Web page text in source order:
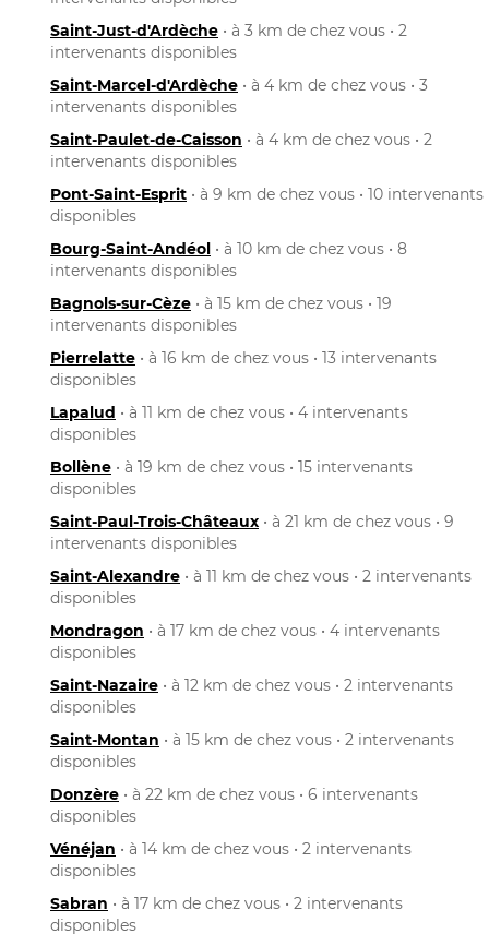
Saint-Just-d'Ardèche • à 3 km de chez vous • 2
intervenants disponibles
Saint-Marcel-d'Ardèche • à 4 km de chez vous • 3
intervenants disponibles
Saint-Paulet-de-Caisson • à 4 km de chez vous • 2
intervenants disponibles
Pont-Saint-Esprit • à 9 km de chez vous • 10 intervenants
disponibles
Bourg-Saint-Andéol • à 10 km de chez vous • 8
intervenants disponibles
Bagnols-sur-Cèze • à 15 km de chez vous • 19
intervenants disponibles
Pierrelatte • à 16 km de chez vous • 13 intervenants
disponibles
Lapalud • à 11 km de chez vous • 4 intervenants
disponibles
Bollène • à 19 km de chez vous • 15 intervenants
disponibles
Saint-Paul-Trois-Châteaux • à 21 km de chez vous • 9
intervenants disponibles
Saint-Alexandre • à 11 km de chez vous • 2 intervenants
disponibles
Mondragon • à 17 km de chez vous • 4 intervenants
disponibles
Saint-Nazaire • à 12 km de chez vous • 2 intervenants
disponibles
Saint-Montan • à 15 km de chez vous • 2 intervenants
disponibles
Donzère • à 22 km de chez vous • 6 intervenants
disponibles
Vénéjan • à 14 km de chez vous • 2 intervenants
disponibles
Sabran • à 17 km de chez vous • 2 intervenants
disponibles